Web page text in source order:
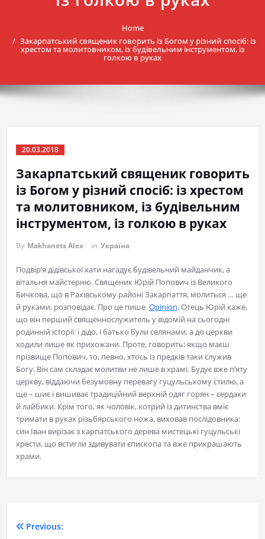
Home
Закарпатський священик говорить із Богом у різний спосіб: із
хрестом та молитовником, із будівельним інструментом, із
голкою в руках
20.03.2018
Закарпатський священик говорить
із Богом у різний спосіб: із хрестом
та молитовником, із будівельним
інструментом, із голкою в руках
By Makhanets Alex in Україна
Подвір’я дідівської хати нагадує будівельний майданчик, а
вітальня майстерню. Священик Юрій Попович із Великого
Бичкова, що в Рахівському районі Закарпаття, молиться … ще
й руками, розповідає. Про це пише Оpinion. Отець Юрій каже,
що він перший священнослужитель у відомій на сьогодні
родинній історії: і дідо, і батько були селянами, а до церкви
ходили лише як прихожани. Проте, говорить: якщо маєш
прізвище Попович, то, певно, хтось із предків таки служив
Богу. Він сам складає молитви не лише в храмі. Будує вже п’яту
церкву, віддаючи безумовну перевагу гуцульському стилю, а
ще – шиє і вишиває традиційний верхній одяг горян – сердаки
й лайбики. Крім того, як чоловік, котрий із дитинства вміє
тримати в руках різьбярського ножа, виховав послідовника:
син Іван вирізає з карпатського дерева мистецькі гуцульські
хрести, що встигли здивувати єпископа та вже прикрашають
храми.
Previous: